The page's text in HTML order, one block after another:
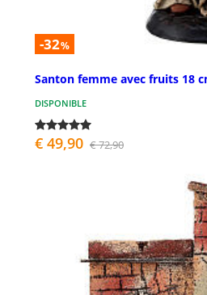
-32%
Santon femme avec fruits 18
DISPONIBLE
€ 49,90 € 72,90